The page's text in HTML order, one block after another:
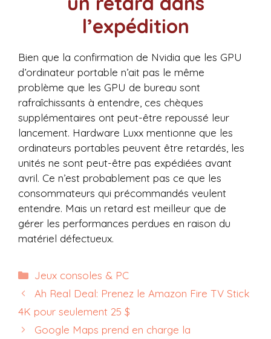
l’expédition
Bien que la confirmation de Nvidia que les GPU
d’ordinateur portable n’ait pas le même
problème que les GPU de bureau sont
rafraîchissants à entendre, ces chèques
supplémentaires ont peut-être repoussé leur
lancement. Hardware Luxx mentionne que les
ordinateurs portables peuvent être retardés, les
unités ne sont peut-être pas expédiées avant
avril. Ce n’est probablement pas ce que les
consommateurs qui précommandés veulent
entendre. Mais un retard est meilleur que de
gérer les performances perdues en raison du
matériel défectueux.
Catégories
Jeux consoles & PC
Ah Real Deal: Prenez le Amazon Fire TV Stick
4K pour seulement 25 $
Google Maps prend en charge la